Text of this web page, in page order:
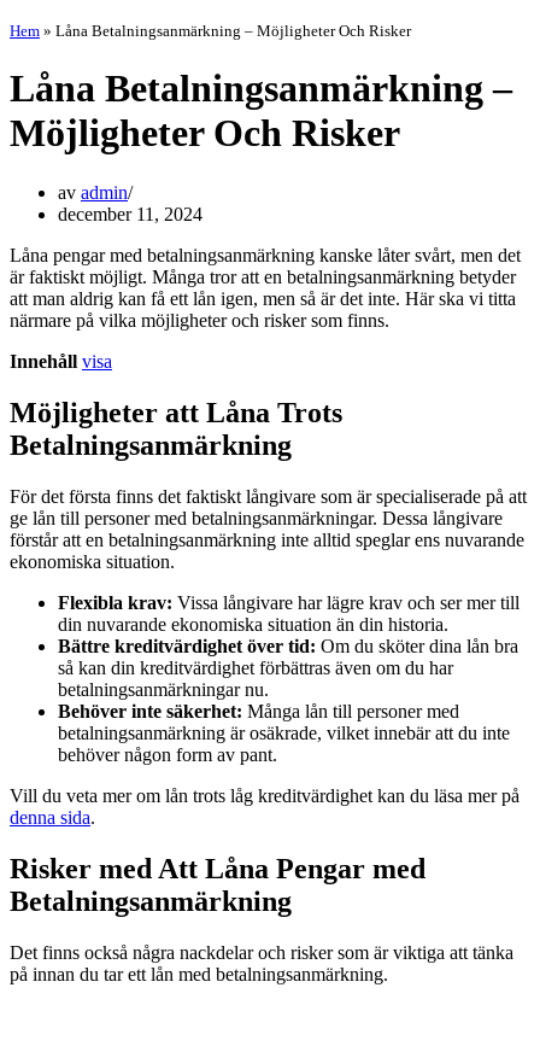
Hem » Låna Betalningsanmärkning – Möjligheter Och Risker
Låna Betalningsanmärkning –
Möjligheter Och Risker
av admin
december 11, 2024
Låna pengar med betalningsanmärkning kanske låter svårt, men det
är faktiskt möjligt. Många tror att en betalningsanmärkning betyder
att man aldrig kan få ett lån igen, men så är det inte. Här ska vi titta
närmare på vilka möjligheter och risker som finns.
Innehåll visa
Möjligheter att Låna Trots
Betalningsanmärkning
För det första finns det faktiskt långivare som är specialiserade på att
ge lån till personer med betalningsanmärkningar. Dessa långivare
förstår att en betalningsanmärkning inte alltid speglar ens nuvarande
ekonomiska situation.
Flexibla krav: Vissa långivare har lägre krav och ser mer till
din nuvarande ekonomiska situation än din historia.
Bättre kreditvärdighet över tid: Om du sköter dina lån bra
så kan din kreditvärdighet förbättras även om du har
betalningsanmärkningar nu.
Behöver inte säkerhet: Många lån till personer med
betalningsanmärkning är osäkrade, vilket innebär att du inte
behöver någon form av pant.
Vill du veta mer om lån trots låg kreditvärdighet kan du läsa mer på
denna sida.
Risker med Att Låna Pengar med
Betalningsanmärkning
Det finns också några nackdelar och risker som är viktiga att tänka
på innan du tar ett lån med betalningsanmärkning.